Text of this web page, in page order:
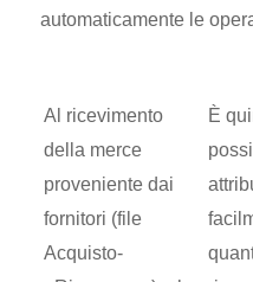
automaticamente le
Al ricevimento
della merce
proveniente dai
fornitori (file
Acquisto-
È